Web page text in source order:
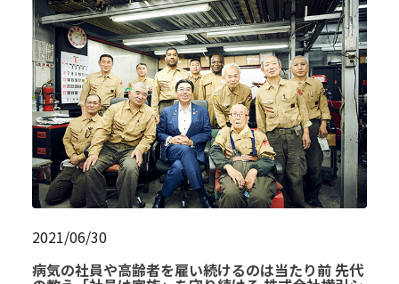
2021/06/30
病気の社員や高齢者を雇い続けるのは当たり前 先代